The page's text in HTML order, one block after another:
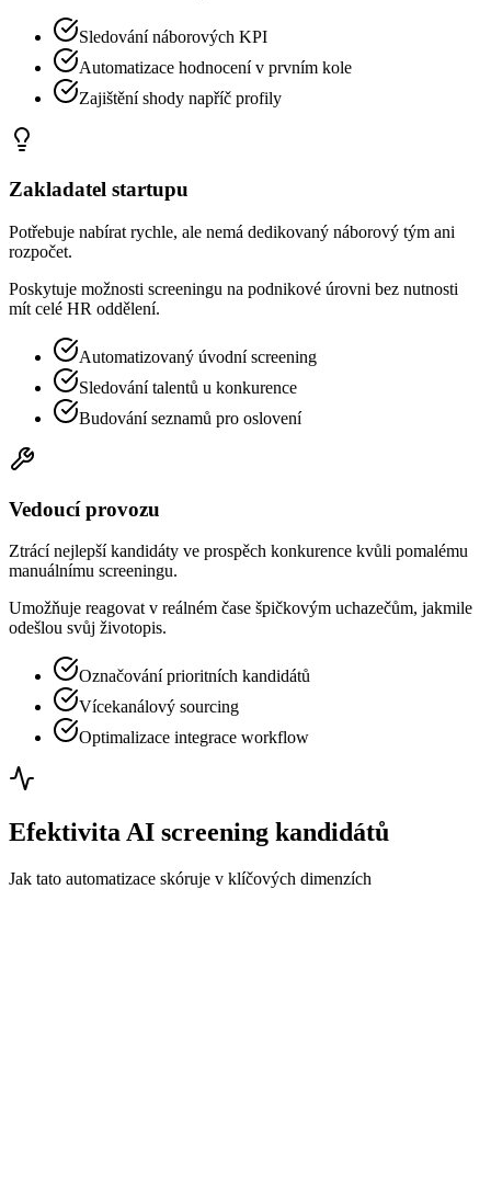
Sledování náborových KPI
Automatizace hodnocení v prvním kole
Zajištění shody napříč profily
Zakladatel startupu
Potřebuje nabírat rychle, ale nemá dedikovaný náborový tým ani
rozpočet.
Poskytuje možnosti screeningu na podnikové úrovni bez nutnosti
mít celé HR oddělení.
Automatizovaný úvodní screening
Sledování talentů u konkurence
Budování seznamů pro oslovení
Vedoucí provozu
Ztrácí nejlepší kandidáty ve prospěch konkurence kvůli pomalému
manuálnímu screeningu.
Umožňuje reagovat v reálném čase špičkovým uchazečům, jakmile
odešlou svůj životopis.
Označování prioritních kandidátů
Vícekanálový sourcing
Optimalizace integrace workflow
Efektivita AI screening kandidátů
Jak tato automatizace skóruje v klíčových dimenzích